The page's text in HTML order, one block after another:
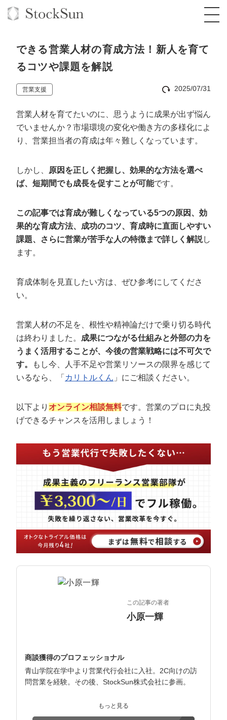
オーダーメイド支援
TOP
コンサルタント一覧
社内コンペ
クレーム窓口
BPO支援
定額制Webマーケティング代行『マキトルく
定額制営業代行『カリトルくん』
営業改善特化の動画制作『動画でカリトルく
ん』
定額LINE運用代行『LINEマキトルくん』
オリジナルサービス
拡散付1日密着動画制作『まるごと社長』
1本無料で記事を制作『SEOトライアル』
定額制LP制作・改善『最強LP』
採用YouTubeチャンネル構築『トリトル』
お役立ち資料
オンラインサロン
道場TOP
動画編集
エンジニア
広告運用
YouTubeディレクター
年収エージェント
会社概要・役員紹介
代表メッセージ（岩野圭佑）
取締役メッセージ（株本祐己）
業務委託
認定パートナー
動画ディレクター
インターン
マーケマネージャー
カスタマーサクセスマネージャー
常勤監査役
募集要項一覧
できる営業人材の育成方法！新人を育て
るコツや課題を解説
営業支援 2025/07/31
営業人材を育てたいのに、思うように成果が出ず悩ん
でいませんか？市場環境の変化や働き方の多様化によ
り、営業担当者の育成は年々難しくなっています。
しかし、
原因を正しく把握し、効果的な方法を選べ
ば、短期間でも成長を促すことが可能です。
この記事では育成が難しくなっている5つの原因、効
果的な育成方法、成功のコツ、育成時に直面しやすい
課題、さらに営業が苦手な人の特徴まで詳しく解説し
ます。
育成体制を見直したい方は、ぜひ参考にしてくださ
い。
営業人材の不足を、根性や精神論だけで乗り切る時代
は終わりました。 成果につながる仕組みと外部の力を
うまく活用することが、今後の営業戦略には不可欠で
す。
もし今、人手不足や営業リソースの限界を感じて
いるなら、「 カリトルくん 」にご相談ください。
以下より オンライン相談無料です。営業のプロに丸投
げできるチャンスを活用しましょう！
この記事の著者
小原一輝
商談獲得のプロフェッショナル
青山学院在学中より営業代行会社に入社。2C向けの訪
問営業を経験。その後、StockSun株式会社に参画。
インサイドセールス立ち上げ、テレアポ部隊立ち上げな
ど営業支援を担当。
もっと見る